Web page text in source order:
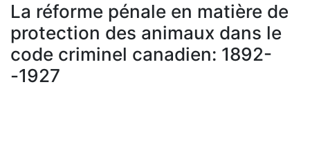
À propos
La réforme pénale en matière de
protection des animaux dans le
code criminel canadien: 1892-
-1927